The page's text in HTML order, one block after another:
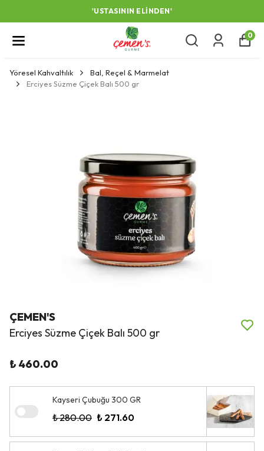
'USTASININ ELINDEN'
0
Yöresel Kahvaltılık
Bal, Reçel & Marmelat
Erciyes Süzme Çiçek Balı 500 gr
ÇEMEN'S
Erciyes Süzme Çiçek Balı 500 gr
₺ 460.00
Kayseri Çubuğu 300 GR
₺ 280.00 ₺ 271.60